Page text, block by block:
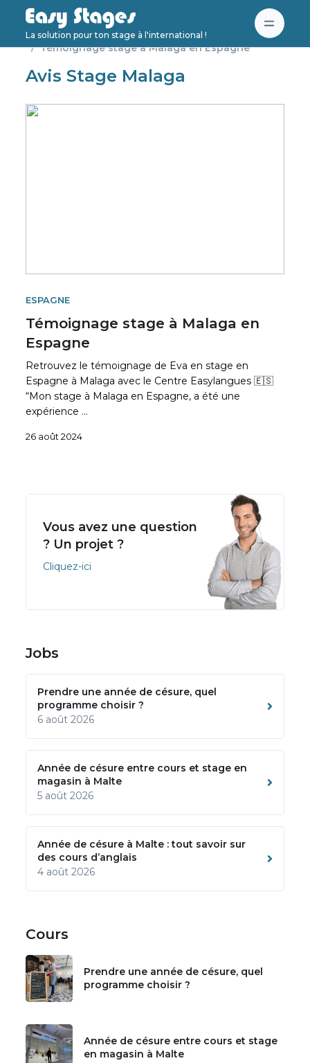
La solution pour ton stage à l'international !
Accueil
Espagne
Témoignage stage à Malaga en Espagne
Avis Stage Malaga
ESPAGNE
Témoignage stage à Malaga en
Espagne
Retrouvez le témoignage de Eva en stage en
Espagne à Malaga avec le Centre Easylangues 🇪🇸
“Mon stage à Malaga en Espagne, a été une
expérience …
26 août 2024
Vous avez une question
? Un projet ?
Cliquez-ici
Jobs
Prendre une année de césure, quel
programme choisir ?
6 août 2026
Année de césure entre cours et stage en
magasin à Malte
5 août 2026
Année de césure à Malte : tout savoir sur
des cours d’anglais
4 août 2026
Cours
Prendre une année de césure, quel
programme choisir ?
Année de césure entre cours et stage
en magasin à Malte